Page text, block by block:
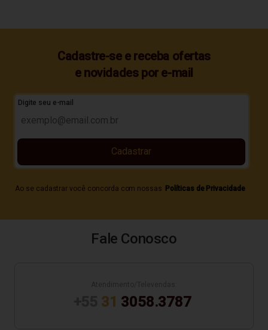
Cadastre-se e receba ofertas
e novidades por e-mail
Digite seu e-mail
Ao se cadastrar você concorda com nossas Políticas de Privacidade
Cadastrar
Fale Conosco
31 3058.3787